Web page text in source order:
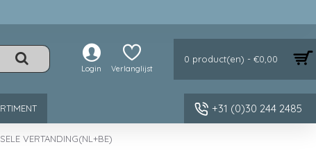
Login Verlanglijst
0 product(en) - €0,00
+31 (0)30 244 2485
VERTANDING(NL+BE)